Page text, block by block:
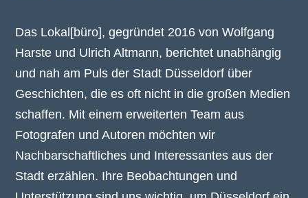
Das Lokal[büro], gegründet 2016 von Wolfgang
Harste und Ulrich Altmann, berichtet unabhängig
und nah am Puls der Stadt Düsseldorf über
Geschichten, die es oft nicht in die großen Medien
schaffen. Mit einem erweiterten Team aus
Fotografen und Autoren möchten wir
Nachbarschaftliches und Interessantes aus der
Stadt erzählen. Ihre Beobachtungen und